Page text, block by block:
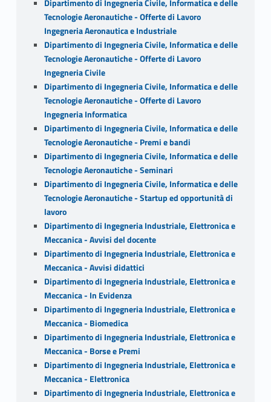
Dipartimento di Ingegneria Civile, Informatica e delle
Tecnologie Aeronautiche - Offerte di Lavoro
Ingegneria Aeronautica e Industriale
Dipartimento di Ingegneria Civile, Informatica e delle
Tecnologie Aeronautiche - Offerte di Lavoro
Ingegneria Civile
Dipartimento di Ingegneria Civile, Informatica e delle
Tecnologie Aeronautiche - Offerte di Lavoro
Ingegneria Informatica
Dipartimento di Ingegneria Civile, Informatica e delle
Tecnologie Aeronautiche - Premi e bandi
Dipartimento di Ingegneria Civile, Informatica e delle
Tecnologie Aeronautiche - Seminari
Dipartimento di Ingegneria Civile, Informatica e delle
Tecnologie Aeronautiche - Startup ed opportunità di
lavoro
Dipartimento di Ingegneria Industriale, Elettronica e
Meccanica - Avvisi del docente
Dipartimento di Ingegneria Industriale, Elettronica e
Meccanica - Avvisi didattici
Dipartimento di Ingegneria Industriale, Elettronica e
Meccanica - In Evidenza
Dipartimento di Ingegneria Industriale, Elettronica e
Meccanica - Biomedica
Dipartimento di Ingegneria Industriale, Elettronica e
Meccanica - Borse e Premi
Dipartimento di Ingegneria Industriale, Elettronica e
Meccanica - Elettronica
Dipartimento di Ingegneria Industriale, Elettronica e